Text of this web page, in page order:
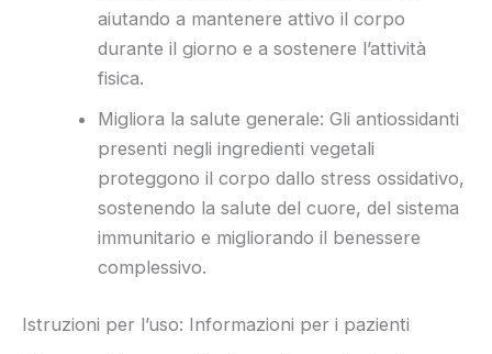
aiutando a mantenere attivo il corpo
durante il giorno e a sostenere l’attività
fisica.
Migliora la salute generale: Gli antiossidanti
presenti negli ingredienti vegetali
proteggono il corpo dallo stress ossidativo,
sostenendo la salute del cuore, del sistema
immunitario e migliorando il benessere
complessivo.
Istruzioni per l’uso: Informazioni per i pazienti